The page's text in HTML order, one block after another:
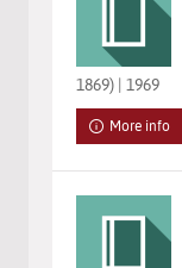
1869) | 1969
More info